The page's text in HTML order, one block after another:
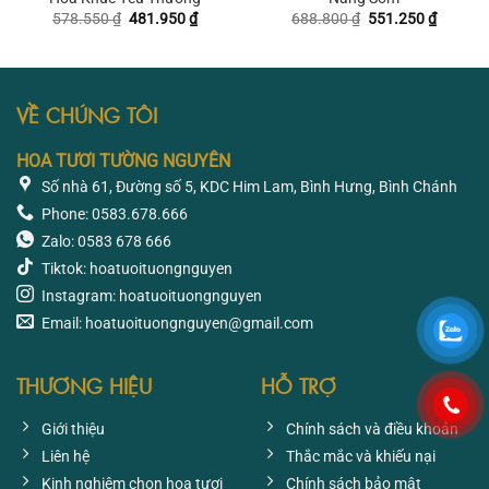
578.550₫ Giá
481.950₫Giá
hiện
688.800₫ Giá
551.250₫Giá
hiện
VỀ CHÚNG TÔI
HOA TƯƠI TƯỜNG NGUYÊN
Số nhà 61, Đường số 5, KDC Him Lam, Bình Hưng, Bình Chánh
Phone: 0583.678.666
Zalo: 0583 678 666
Tiktok: hoatuoituongnguyen
Instagram: hoatuoituongnguyen
Email: hoatuoituongnguyen@gmail.com
THƯƠNG HIỆU
Giới thiệu
Liên hệ
Kinh nghiệm chọn hoa tươi
HỖ TRỢ
Chính sách và điều khoản
Thắc mắc và khiếu nại
Chính sách bảo mật